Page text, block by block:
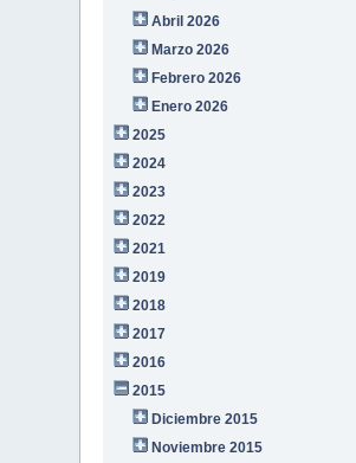
Abril 2026
Marzo 2026
Febrero 2026
Enero 2026
2025
2024
2023
2022
2021
2019
2018
2017
2016
2015
Diciembre 2015
Noviembre 2015